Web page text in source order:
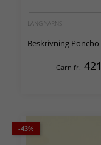
LANG YARNS
Beskrivning Poncho
Garn fr. 421
-43%